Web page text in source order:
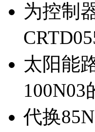
为控制
太阳能
100N03
代换